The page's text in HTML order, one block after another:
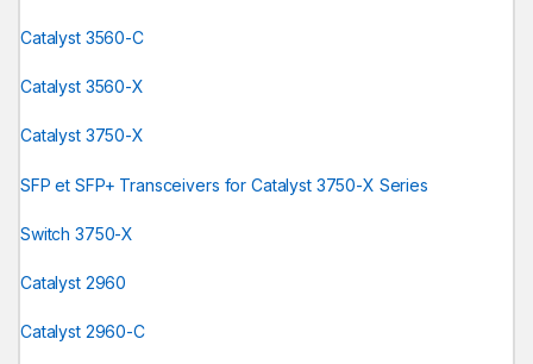
Catalyst 3560-C
Catalyst 3560-X
Catalyst 3750-X
SFP et SFP+ Transceivers for Catalyst 3750-X Series
Switch 3750-X
Catalyst 2960
Catalyst 2960-C